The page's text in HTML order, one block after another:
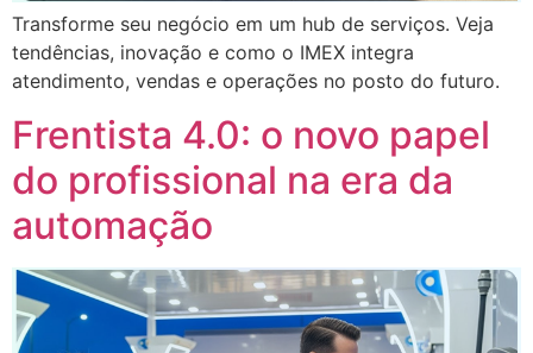
Transforme seu negócio em um hub de serviços. Veja
tendências, inovação e como o IMEX integra
atendimento, vendas e operações no posto do futuro.
Frentista 4.0: o novo papel
do profissional na era da
automação